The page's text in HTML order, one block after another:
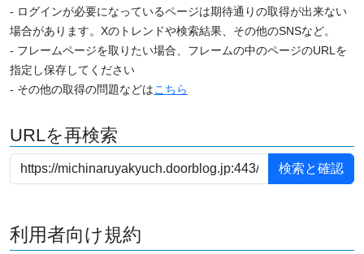
- ログインが必要になっているページは期待通りの取得が出来ない
場合があります。Xのトレンドや検索結果、その他のSNSなど。
- フレームページを取りたい場合、フレームの中のページのURLを
指定し保存してください
- その他の取得の問題などはこちら
URLを再検索
利用者向け規約